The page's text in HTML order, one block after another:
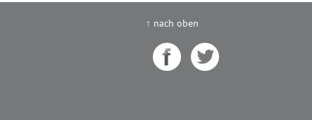
↑ nach oben